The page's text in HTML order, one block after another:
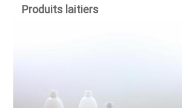
Produits laitiers